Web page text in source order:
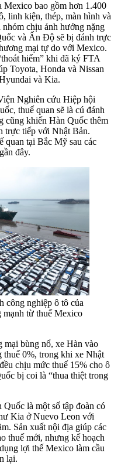
Mexico bao gồm hơn 1.400
linh kiện, thép, màn hình và
nhóm chịu ảnh hưởng nặng
và Ấn Độ sẽ bị đánh trực
mại tự do với Mexico.
hiểm” khi đã ký FTA
Toyota, Honda và Nissan
và Kia.
Nghiên cứu Hiệp hội
thuế quan sẽ là cú đánh
cũng khiến Hàn Quốc thêm
trực tiếp với Nhật Bản.
quan tại Bắc Mỹ sau các
đây.
công nghiệp ô tô của
mạnh từ thuế Mexico
mại bùng nổ, xe Hàn vào
0%, trong khi xe Nhật
chịu mức thuế 15% cho ô
bị coi là “thua thiệt trong
là một số tập đoàn có
Kia ở Nuevo Leon với
Sản xuất nội địa giúp các
thuế mới, nhưng kế hoạch
lợi thế Mexico làm cầu
lại.